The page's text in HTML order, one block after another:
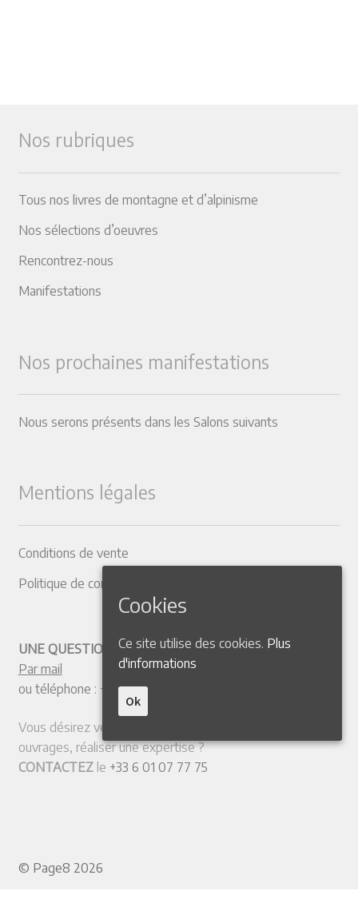
Nos rubriques
Tous nos livres de montagne et d’alpinisme
Nos sélections d’oeuvres
Rencontrez-nous
Manifestations
Nos prochaines manifestations
Nous serons présents dans les Salons suivants
Mentions légales
Conditions de vente
Politique de confidentialité
UNE QUESTION ? CONTACTEZ-NOUS
Par mail
ou téléphone : +33 4 50 38 77 20
Vous désirez vendre votre collection ou quelques
ouvrages, réaliser une expertise ?
CONTACTEZle +33 6 01 07 77 75
© Page8 2026
Cookies
Ce site utilise des cookies. Plus
d'informations
Ok